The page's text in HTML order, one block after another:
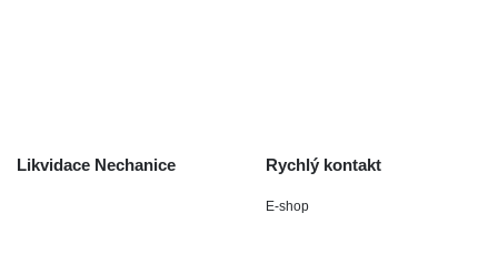
Likvidace Nechanice Rychlý kontakt
E-shop